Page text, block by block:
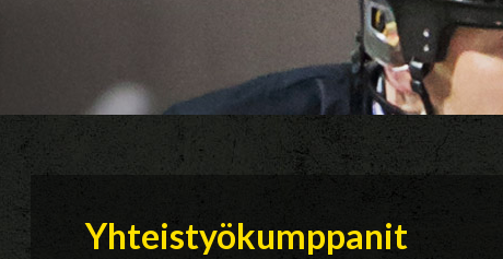
Yhteistyökumppanit